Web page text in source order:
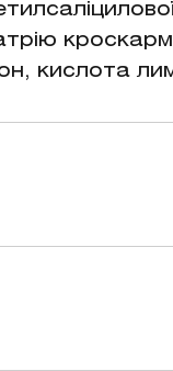
кислота